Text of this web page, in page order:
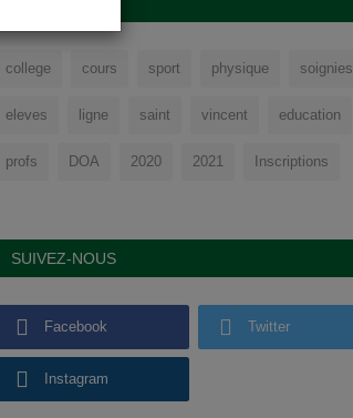
college cours sport physique soignies
eleves ligne saint vincent education
profs DOA 2020 2021 Inscriptions
SUIVEZ-NOUS
Facebook Twitter
Instagram